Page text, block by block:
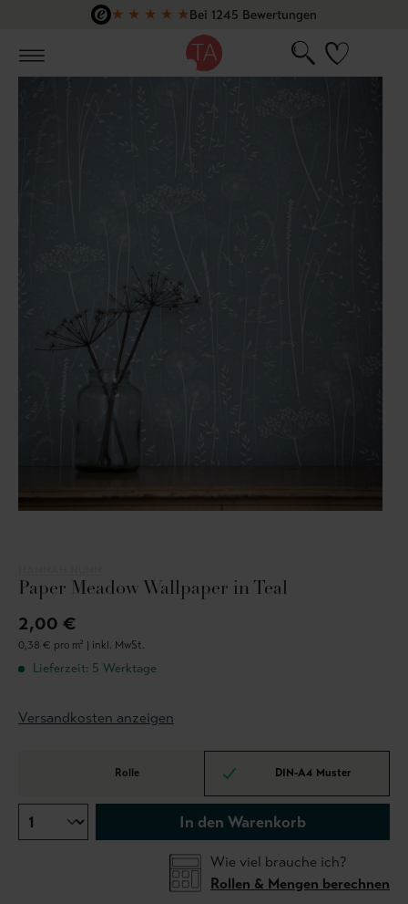
Zum Hauptinhalt springen
★ ★ ★ ★ ★Bei 1245 Bewertungen
Paper Meadow Wallpaper in Teal
2,00 €
0,38 € pro m² | inkl. MwSt.
Lieferzeit: 5 Werktage
Versandkosten anzeigen
Rolle DIN-A4 Muster
In den Warenkorb
Wie viel brauche ich?
Rollen & Mengen berechnen